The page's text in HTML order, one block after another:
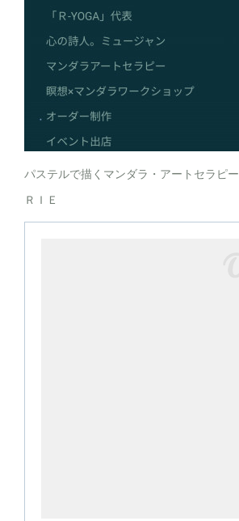
パステルで描くマンダラ・アートセラピー
ＲＩＥ